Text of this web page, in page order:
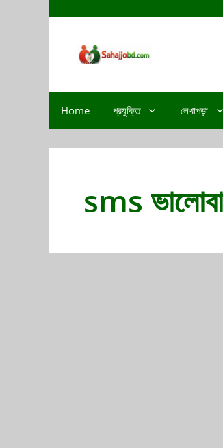
Home প্রযুক্তি লেখাপড়া
sms